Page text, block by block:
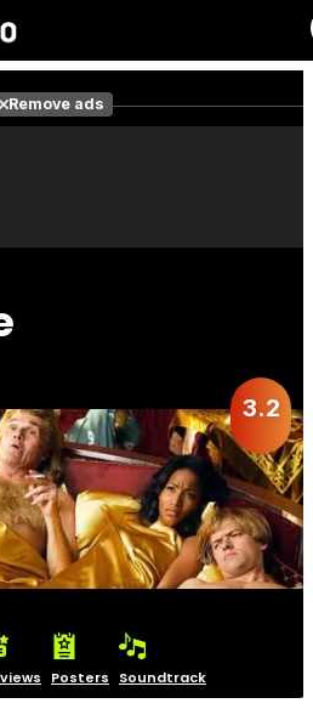
Remove ads
3.2
Posters Soundtrack